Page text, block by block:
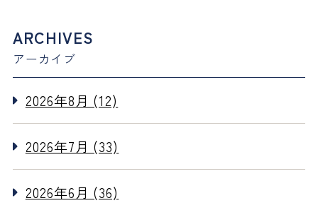
ARCHIVES
アーカイブ
2026年8月 (12)
2026年7月 (33)
2026年6月 (36)